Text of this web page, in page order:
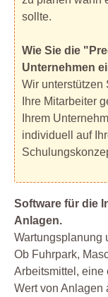
sollte.
Wie Sie die
Unternehmen
Wir unterstützen
Ihre Mitarbeiter
Ihrem
individuell auf
Software für die
Anlagen.
Wartungsplanung
Ob Fuhrpark,
Arbeitsmittel, eine
Wert von Anlagen